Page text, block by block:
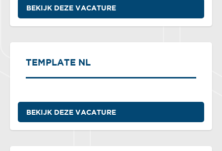
BEKIJK DEZE VACATURE
TEMPLATE NL
BEKIJK DEZE VACATURE